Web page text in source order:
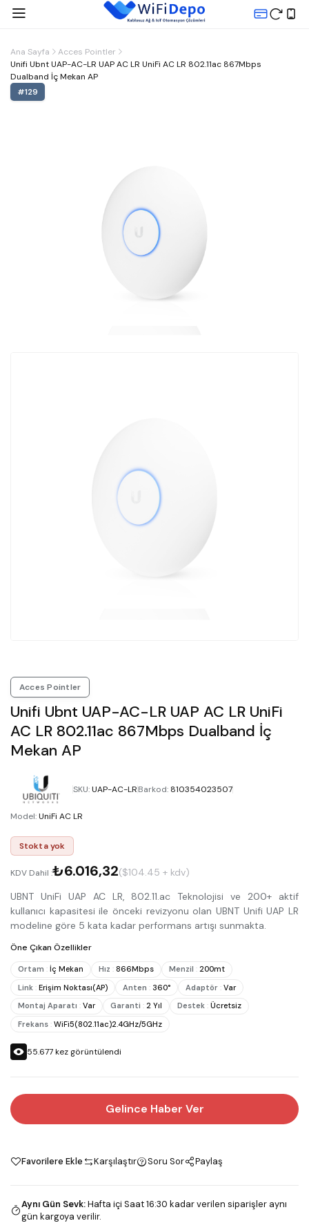
Ana Sayfa
Acces Pointler
Unifi Ubnt UAP-AC-LR UAP AC LR UniFi AC LR 802.11ac 867Mbps
Dualband İç Mekan AP
#129
Acces Pointler
Unifi Ubnt UAP-AC-LR UAP AC LR UniFi
AC LR 802.11ac 867Mbps Dualband İç
Mekan AP
SKU:UAP-AC-LRBarkod: 810354023507
Model:UniFi AC LR
Stokta yok
KDV Dahil :₺6.016,32($104.45 + kdv)
UBNT UniFi UAP AC LR, 802.11.ac Teknolojisi ve 200+ aktif
kullanıcı kapasitesi ile önceki revizyonu olan UBNT Unifi UAP LR
modeline göre 5 kata kadar performans artışı sunmakta.
Öne Çıkan Özellikler
Ortam : İç Mekan Hız : 866Mbps Menzil : 200mt
Link : Erişim Noktası(AP) Anten : 360° Adaptör : Var
Montaj Aparatı : Var Garanti : 2 Yıl Destek : Ücretsiz
Frekans : WiFi5(802.11ac)2.4GHz/5GHz
55.677kez görüntülendi
Gelince Haber Ver
Favorilere Ekle Karşılaştır Soru Sor Paylaş
Aynı Gün Sevk:Hafta içi Saat 16:30 kadar verilen siparişler aynı
gün kargoya verilir.